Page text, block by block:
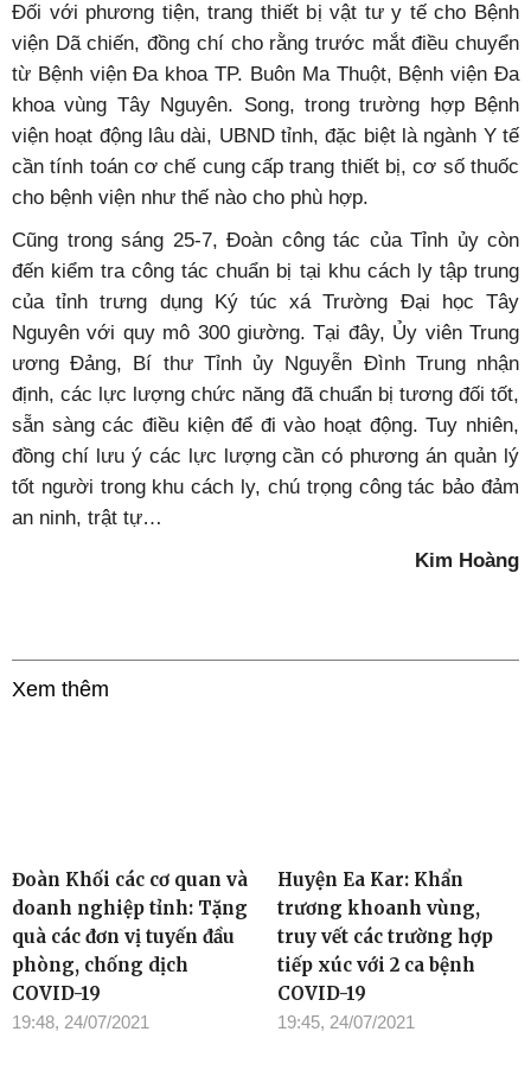
Đối với phương tiện, trang thiết bị vật tư y tế cho Bệnh
viện Dã chiến, đồng chí cho rằng trước mắt điều chuyển
từ Bệnh viện Đa khoa TP. Buôn Ma Thuột, Bệnh viện Đa
khoa vùng Tây Nguyên. Song, trong trường hợp Bệnh
viện hoạt động lâu dài, UBND tỉnh, đặc biệt là ngành Y tế
cần tính toán cơ chế cung cấp trang thiết bị, cơ số thuốc
cho bệnh viện như thế nào cho phù hợp.
Cũng trong sáng 25-7, Đoàn công tác của Tỉnh ủy còn
đến kiểm tra công tác chuẩn bị tại khu cách ly tập trung
của tỉnh trưng dụng Ký túc xá Trường Đại học Tây
Nguyên với quy mô 300 giường. Tại đây, Ủy viên Trung
ương Đảng, Bí thư Tỉnh ủy Nguyễn Đình Trung nhận
định, các lực lượng chức năng đã chuẩn bị tương đối tốt,
sẵn sàng các điều kiện để đi vào hoạt động. Tuy nhiên,
đồng chí lưu ý các lực lượng cần có phương án quản lý
tốt người trong khu cách ly, chú trọng công tác bảo đảm
an ninh, trật tự…
Kim Hoàng
Đoàn Khối các cơ quan và
doanh nghiệp tỉnh: Tặng
quà các đơn vị tuyến đầu
phòng, chống dịch
COVID-19
Huyện Ea Kar: Khẩn
trương khoanh vùng,
truy vết các trường hợp
tiếp xúc với 2 ca bệnh
COVID-19